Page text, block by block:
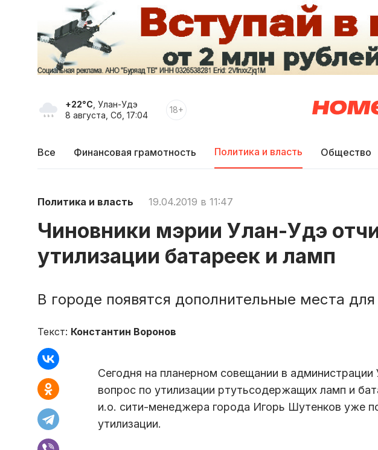
+22°C , Улан-Удэ
8 августа, Сб, 17:04
18+
Все Финансовая грамотность Политика и власть Общество
Политика и власть 19.04.2019 в 11:47
Чиновники мэрии Улан-Удэ
утилизации батареек и ламп
В городе появятся дополнительные места
Текст: Константин Воронов
Сегодня на планерном совещании в
вопрос по утилизации ртутьсодержащих ламп и
и.о. сити-менеджера города Игорь Шутенков уже
утилизации.